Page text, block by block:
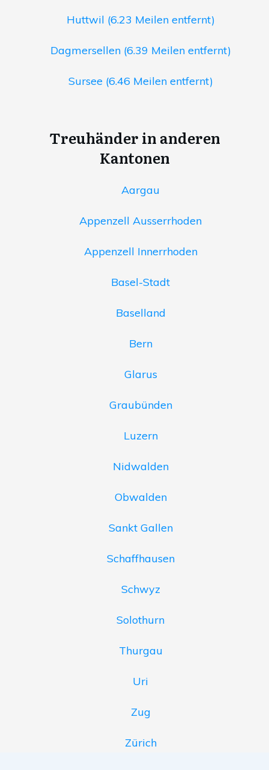
Huttwil (6.23 Meilen entfernt)
Dagmersellen (6.39 Meilen entfernt)
Sursee (6.46 Meilen entfernt)
Treuhänder in anderen
Kantonen
Aargau
Appenzell Ausserrhoden
Appenzell Innerrhoden
Basel-Stadt
Baselland
Bern
Glarus
Graubünden
Luzern
Nidwalden
Obwalden
Sankt Gallen
Schaffhausen
Schwyz
Solothurn
Thurgau
Uri
Zug
Zürich